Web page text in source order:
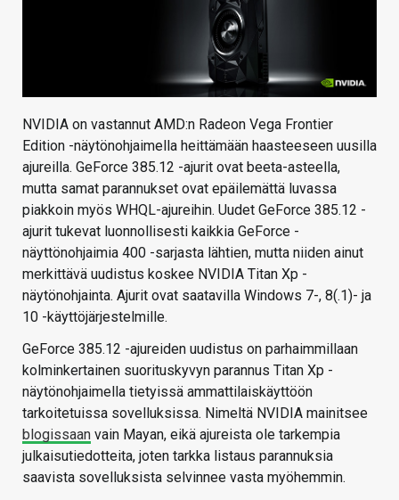
NVIDIA on vastannut AMD:n Radeon Vega Frontier
Edition -näytönohjaimella heittämään haasteeseen uusilla
ajureilla. GeForce 385.12 -ajurit ovat beeta-asteella,
mutta samat parannukset ovat epäilemättä luvassa
piakkoin myös WHQL-ajureihin. Uudet GeForce 385.12 -
ajurit tukevat luonnollisesti kaikkia GeForce -
näyttönohjaimia 400 -sarjasta lähtien, mutta niiden ainut
merkittävä uudistus koskee NVIDIA Titan Xp -
näytönohjainta. Ajurit ovat saatavilla Windows 7-, 8(.1)- ja
10 -käyttöjärjestelmille.
GeForce 385.12 -ajureiden uudistus on parhaimmillaan
kolminkertainen suorituskyvyn parannus Titan Xp -
näytönohjaimella tietyissä ammattilaiskäyttöön
tarkoitetuissa sovelluksissa. Nimeltä NVIDIA mainitsee
blogissaan vain Mayan, eikä ajureista ole tarkempia
julkaisutiedotteita, joten tarkka listaus parannuksia
saavista sovelluksista selvinnee vasta myöhemmin.